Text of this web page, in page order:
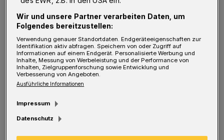
S eit Ausbruch der Pandemie liegt die
Gesamtzahl der infizierten Menschen in
Wuppertal damit jetzt bei 13.300 davon aktuell
infiziert sind die erwähnten 536 Personen.
Wir und unsere Partner verarbeiten Daten, um
Folgendes bereitzustellen:
Verwendung genauer Standortdaten. Endgeräteeigenschaften zur
Identifikation aktiv abfragen. Speichern von oder Zugriff auf
Informationen auf einem Endgerät. Personalisierte Werbung und
Inhalte, Messung von Werbeleistung und der Performance von
Inhalten, Zielgruppenforschung sowie Entwicklung und
Verbesserung von Angeboten.
Ausführliche Informationen
Impressum
Datenschutz